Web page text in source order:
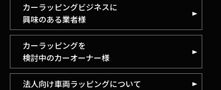
カーラッピングビジネスに
興味のある業者様
カーラッピングを
検討中のカーオーナー様
法人向け車両ラッピングについて